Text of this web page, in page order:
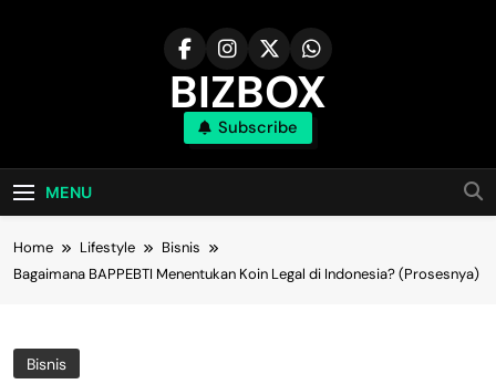
BIZBOX
Bizbox – Media Informasi Terkini
Subscribe
MENU
Home Lifestyle
Bisnis
Bagaimana BAPPEBTI Menentukan Koin Legal di Indonesia? (Prosesnya)
Bisnis